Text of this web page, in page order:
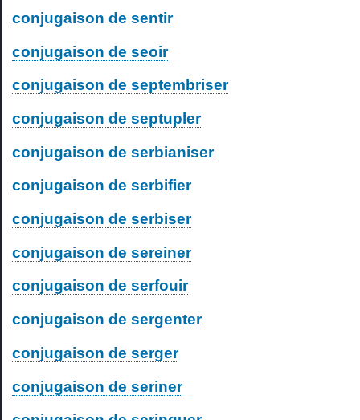
conjugaison de sentir
conjugaison de seoir
conjugaison de septembriser
conjugaison de septupler
conjugaison de serbianiser
conjugaison de serbifier
conjugaison de serbiser
conjugaison de sereiner
conjugaison de serfouir
conjugaison de sergenter
conjugaison de serger
conjugaison de seriner